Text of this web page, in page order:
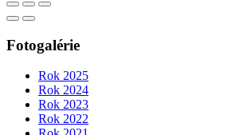
Fotogalérie
Rok 2025
Rok 2024
Rok 2023
Rok 2022